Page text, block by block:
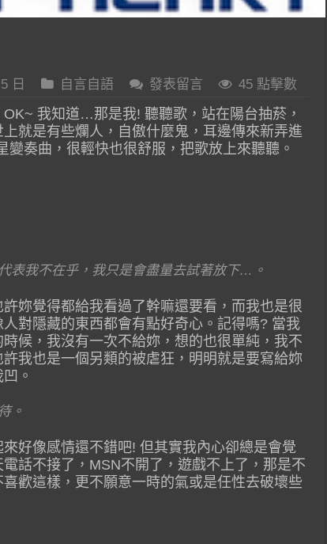
日 自言自語 發表留言 45 點擊數
我知道…那是我! 聽聽歌，站在陽台抽菸，
就是有些爛人，自傲什麼鬼，耳邊傳來新弄進
變奏曲，很輕快也很舒服，把歌放上來聽聽。
表我不在乎，我只是會盡量去試著放下…。
妳覺得都給我看過了幹嘛還要看，而我也是很
對隱藏的東西都會有點好奇心。記得嗎? 當我
候，我沒有一次不給妳，想的也很單純，我不
我也是一個另類的被虐狂，明明就是要寫給妳
。
。
好像感情還不錯吧! 但其實我內心卻總是會覺
話不接了，MSN不開了，遊戲不上了，那是不
歡這樣，更不願意一時的氣或是任性去破壞些